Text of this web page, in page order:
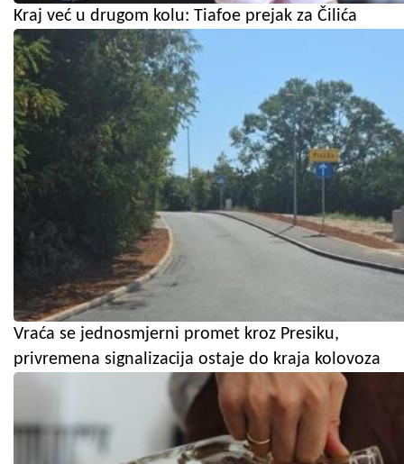
Kraj već u drugom kolu: Tiafoe prejak za Čilića
Vraća se jednosmjerni promet kroz Presiku,
privremena signalizacija ostaje do kraja kolovoza